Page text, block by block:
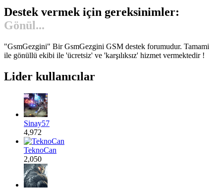
Destek vermek için gereksinimler:
Gönül...
"GsmGezgini" Bir GsmGezgini GSM destek forumudur. Tamami
ile gönüllü ekibi ile 'ücretsiz' ve 'karşılıksız' hizmet vermektedir !
Lider kullanıcılar
Sinay57
4,972
TeknoCan
2,050